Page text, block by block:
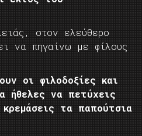
στον ελεύθερο
να πηγαίνω με φίλους
οι φιλοδοξίες και
ήθελες να πετύχεις
τα παπούτσια